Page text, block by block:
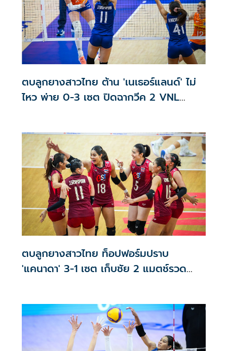
ตบลูกยางสาวไทย ต้าน 'เนเธอร์แลนด์' ไม่
ไหว พ่าย 0-3 เซต ปิดฉากวีค 2 VNL
ตบลูกยางสาวไทย ท็อปฟอร์มปราบ
'แคนาดา' 3-1 เซต เก็บชัย 2 แมตช์รวด